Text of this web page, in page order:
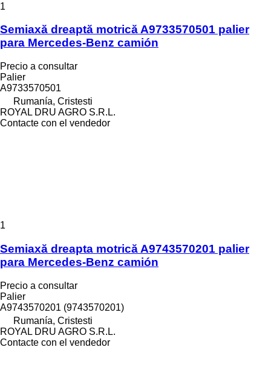
1
Semiaxă dreaptă motrică A9733570501 palier
para Mercedes-Benz camión
Precio a consultar
Palier
A9733570501
Rumanía, Cristesti
ROYAL DRU AGRO S.R.L.
Contacte con el vendedor
1
Semiaxă dreapta motrică A9743570201 palier
para Mercedes-Benz camión
Precio a consultar
Palier
A9743570201 (9743570201)
Rumanía, Cristesti
ROYAL DRU AGRO S.R.L.
Contacte con el vendedor